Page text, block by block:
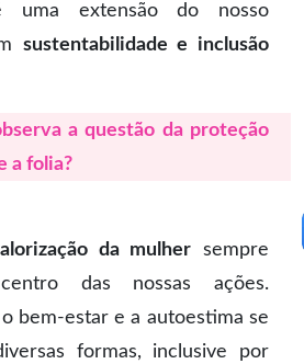
uma extensão do nosso
sustentabilidade e inclusão
a questão da proteção
a folia?
da mulher sempre
das nossas ações.
bem-estar e a autoestima se
formas, inclusive por